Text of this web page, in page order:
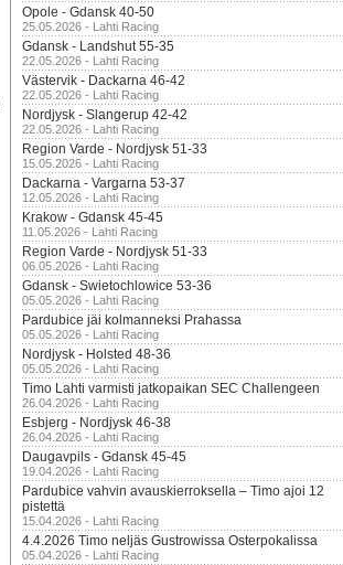
Opole - Gdansk 40-50
25.05.2026 - Lahti Racing
Gdansk - Landshut 55-35
22.05.2026 - Lahti Racing
Västervik - Dackarna 46-42
22.05.2026 - Lahti Racing
Nordjysk - Slangerup 42-42
22.05.2026 - Lahti Racing
Region Varde - Nordjysk 51-33
15.05.2026 - Lahti Racing
Dackarna - Vargarna 53-37
12.05.2026 - Lahti Racing
Krakow - Gdansk 45-45
11.05.2026 - Lahti Racing
Region Varde - Nordjysk 51-33
06.05.2026 - Lahti Racing
Gdansk - Swietochlowice 53-36
05.05.2026 - Lahti Racing
Pardubice jäi kolmanneksi Prahassa
05.05.2026 - Lahti Racing
Nordjysk - Holsted 48-36
05.05.2026 - Lahti Racing
Timo Lahti varmisti jatkopaikan SEC Challengeen
26.04.2026 - Lahti Racing
Esbjerg - Nordjysk 46-38
26.04.2026 - Lahti Racing
Daugavpils - Gdansk 45-45
19.04.2026 - Lahti Racing
Pardubice vahvin avauskierroksella – Timo ajoi 12
pistettä
15.04.2026 - Lahti Racing
4.4.2026 Timo neljäs Gustrowissa Osterpokalissa
05.04.2026 - Lahti Racing